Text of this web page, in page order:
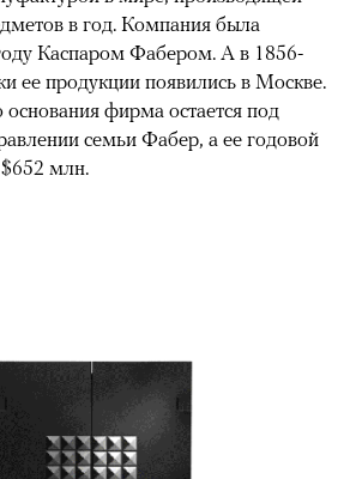
в год. Компания была
Каспаром Фабером. А в 1856-
ее продукции появились в Москве.
фирма остается под
семьи Фабер, а ее годовой
$652 млн.